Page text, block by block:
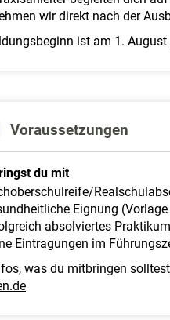
wir direkt nach der
ist am 1.
Voraussetzungen
du mit
Eignung
absolviertes
Eintragungen im
was du mitbringen